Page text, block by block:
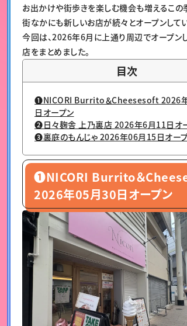
お出かけや街歩きを楽しむ機会も増えるこの
街なかにも新しいお店が続々とオープンしてい
今回は、2026年6月に上通り周辺でオープン
店をまとめました。
目次
❶NICORI Burrito＆Cheesesoft 2026
日オープン
❷日々麹舎 上乃裏店 2026年6月11日オ
❸裏庭のもんじゃ 2026年06月15日オー
❶NICORI Burrito＆
2026年05月30日オープン